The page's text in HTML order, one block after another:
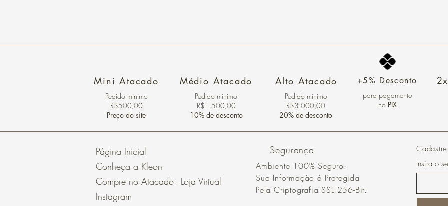
Mini Atacado
Pedido ​mínimo
R$500,00
Preço do site
Médio Atacado
Pedido mínimo
R$1.500,00
10% de desconto
Alto Atacado
Pedido mínimo
R$3.000,00
20% de desconto
+5% Desconto
para pagamento
no PIX
Página Inicial
Conheça a Kleon
Compre no Atacado - Loja Virtual
Instagram
Segurança
Ambiente 100% Seguro.
Sua Informação é Protegida
Pela Criptografia SSL 256-Bit.
Insira o